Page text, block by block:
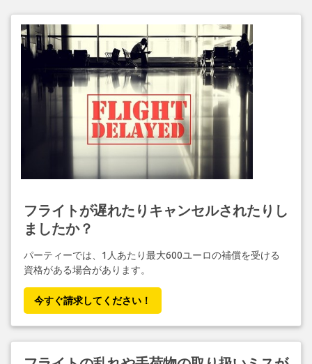
フライトが遅れたりキャンセルされたりし
ましたか？
パーティーでは、1人あたり最大600ユーロの補償を受ける
資格がある場合があります。
今すぐ請求してください！